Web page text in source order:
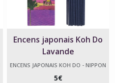
Encens japonais Koh Do
Lavande
ENCENS JAPONAIS KOH DO - NIPPON
5€